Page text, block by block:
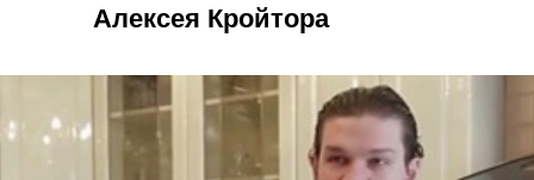
Алексея Кройтора